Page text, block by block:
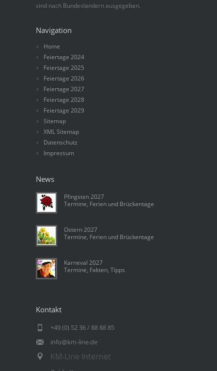
sind nach Bundesländern ausgegeben.
Navigation
Home
Feiertage 2024
Feiertage 2025
Feiertage 2026
Feiertage 2027
Feiertage 2028
Feiertage 2029
Sitemap
XML Sitemap
Datenschutz
Impressum
News
Pfingsten 2027
Termine, Ferien und Brückentage
Ostern 2027
Termine, Ferien und Brückentage
Karneval 2027
Termine, Fakten, Tipps
Kontakt
+49 (0) 52 36 / 88 88 85
info@km-line.de
KM-Line Internet